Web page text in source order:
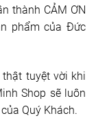
thành CẢM ƠN
phẩm của Đức
thật tuyệt vời khi
Shop sẽ luôn
Quý Khách.